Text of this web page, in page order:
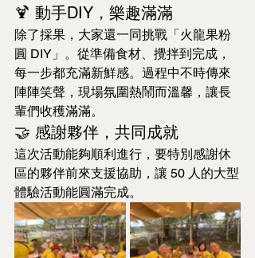
🍹 動手DIY，樂趣滿滿
除了採果，大家還一同挑戰「火龍果粉
圓 DIY」。從準備食材、攪拌到完成，
每一步都充滿新鮮感。過程中不時傳來
陣陣笑聲，現場氛圍熱鬧而溫馨，讓長
輩們收穫滿滿。
🤝 感謝夥伴，共同成就
這次活動能夠順利進行，要特別感謝休
區的夥伴前來支援協助，讓 50 人的大型
體驗活動能圓滿完成。